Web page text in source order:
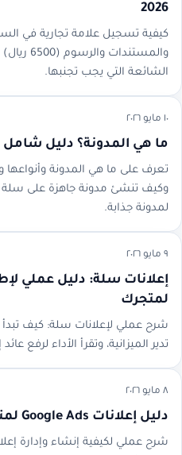
2026
كيفية تسجيل علامة تجارية في
الشائعة التي يجب تجنبها.
١٠ مايو ٢٠٢٦
ما هي المدونة؟ دليل شامل
تعرف على ما هي المدونة وأنواعها
وكيف تنشئ مدونة جاهزة على سلة
لمدونة جذابة.
٩ مايو ٢٠٢٦
إعلانات سلة: دليل عملي
لمتجرك
شرح عملي لإعلانات سلة: كيف تبدأ
تدير الميزانية، وتقرأ الأداء لرفع
٨ مايو ٢٠٢٦
دليل إعلانات Google Ads لمتجر سلة — خطوة بخطوة